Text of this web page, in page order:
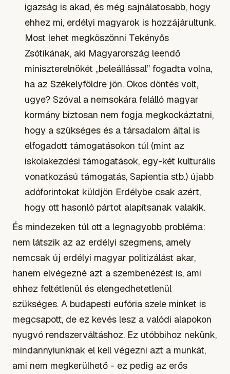
igazság is akad, és még sajnálatosabb, hogy
ehhez mi, erdélyi magyarok is hozzájárultunk.
Most lehet megköszönni Tekényős
Zsótikának, aki Magyarország leendő
miniszterelnökét „beleállással” fogadta volna,
ha az Székelyföldre jön. Okos döntés volt,
ugye? Szóval a nemsokára felálló magyar
kormány biztosan nem fogja megkockáztatni,
hogy a szükséges és a társadalom által is
elfogadott támogatásokon túl (mint az
iskolakezdési támogatások, egy-két kulturális
vonatkozású támogatás, Sapientia stb.) újabb
adóforintokat küldjön Erdélybe csak azért,
hogy ott hasonló pártot alapítsanak valakik.
És mindezeken túl ott a legnagyobb probléma:
nem látszik az az erdélyi szegmens, amely
nemcsak új erdélyi magyar politizálást akar,
hanem elvégezné azt a szembenézést is, ami
ehhez feltétlenül és elengedhetetlenül
szükséges. A budapesti eufória szele minket is
megcsapott, de ez kevés lesz a valódi alapokon
nyugvó rendszerváltáshoz. Ez utóbbihoz nekünk,
mindannyiunknak el kell végezni azt a munkát,
ami nem megkerülhető - ez pedig az erős